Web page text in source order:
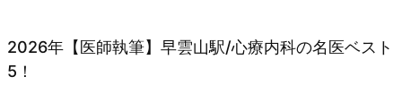
2026年【医師執筆】早雲山駅/心療内科の名医ベスト
5！